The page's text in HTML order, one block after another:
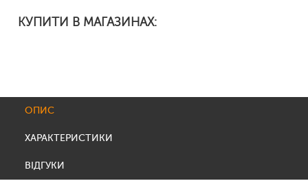
КУПИТИ В МАГАЗИНАХ:
ОПИС
ХАРАКТЕРИСТИКИ
ВІДГУКИ